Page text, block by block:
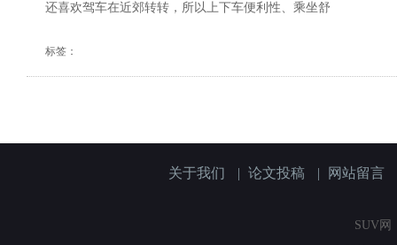
还喜欢驾车在近郊转转，所以上下车便利性、乘坐舒
标签：
关于我们 | 论文投稿 | 网站留言
SUV网